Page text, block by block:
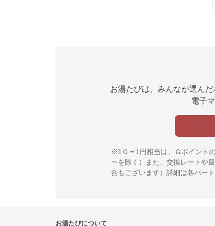
お湯たびは、みんなが選ん
電子
※1Ｇ＝1円相当は、Ｇポイント
ーを除く）また、交換レートや
合もございます）詳細は各パー
お湯たびについて